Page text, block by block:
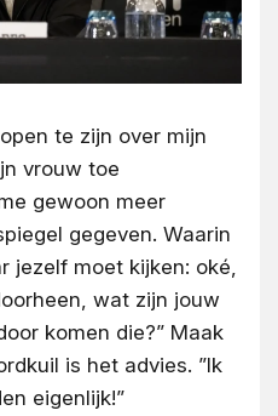
te zijn over mijn
vrouw toe
gewoon meer
gegeven. Waarin
jezelf moet kijken: oké,
wat zijn jouw
komen die?” Maak
is het advies. ”Ik
eigenlijk!”